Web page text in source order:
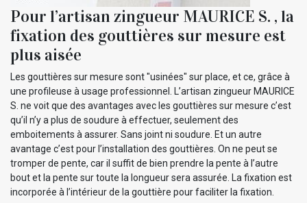
Pour l’artisan zingueur MAURICE S. , la
fixation des gouttières sur mesure est
plus aisée
Les gouttières sur mesure sont "usinées" sur place, et ce, grâce à
une profileuse à usage professionnel. L’artisan zingueur MAURICE
S. ne voit que des avantages avec les gouttières sur mesure c’est
qu’il n’y a plus de soudure à effectuer, seulement des
emboitements à assurer. Sans joint ni soudure. Et un autre
avantage c’est pour l’installation des gouttières. On ne peut se
tromper de pente, car il suffit de bien prendre la pente à l’autre
bout et la pente sur toute la longueur sera assurée. La fixation est
incorporée à l’intérieur de la gouttière pour faciliter la fixation.